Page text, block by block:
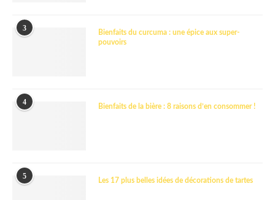
3
Bienfaits du curcuma : une épice aux super-
pouvoirs
4
Bienfaits de la bière : 8 raisons d’en consommer !
5
Les 17 plus belles idées de décorations de tartes